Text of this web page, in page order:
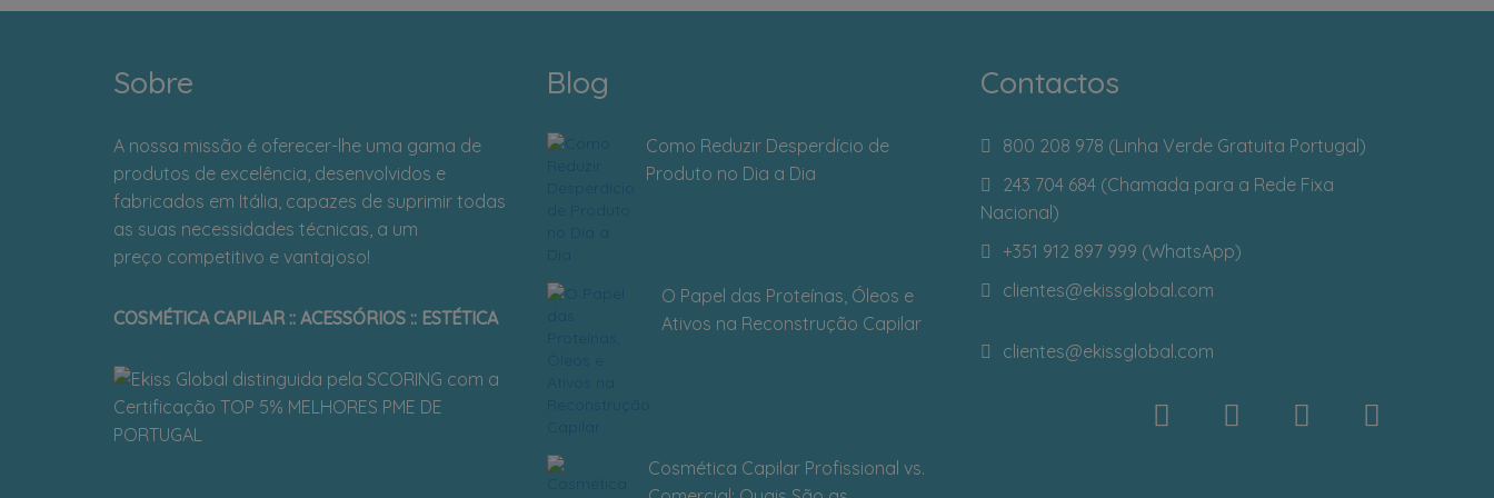
Sobre
A nossa missão é oferecer-lhe uma gama de
produtos de excelência, desenvolvidos e
fabricados em Itália, capazes de suprimir todas
as suas necessidades técnicas, a um
preço competitivo e vantajoso!
COSMÉTICA CAPILAR :: ACESSÓRIOS :: ESTÉTICA
Blog
Como Reduzir Desperdício de
Produto no Dia a Dia
O Papel das Proteínas, Óleos e
Ativos na Reconstrução Capilar
Cosmética Capilar Profissional vs.
Contactos
800 208 978 (Linha Verde Gratuita Portugal)
243 704 684 (Chamada para a Rede Fixa
Nacional)
+351 912 897 999 (WhatsApp)
clientes@ekissglobal.com
clientes@ekissglobal.com